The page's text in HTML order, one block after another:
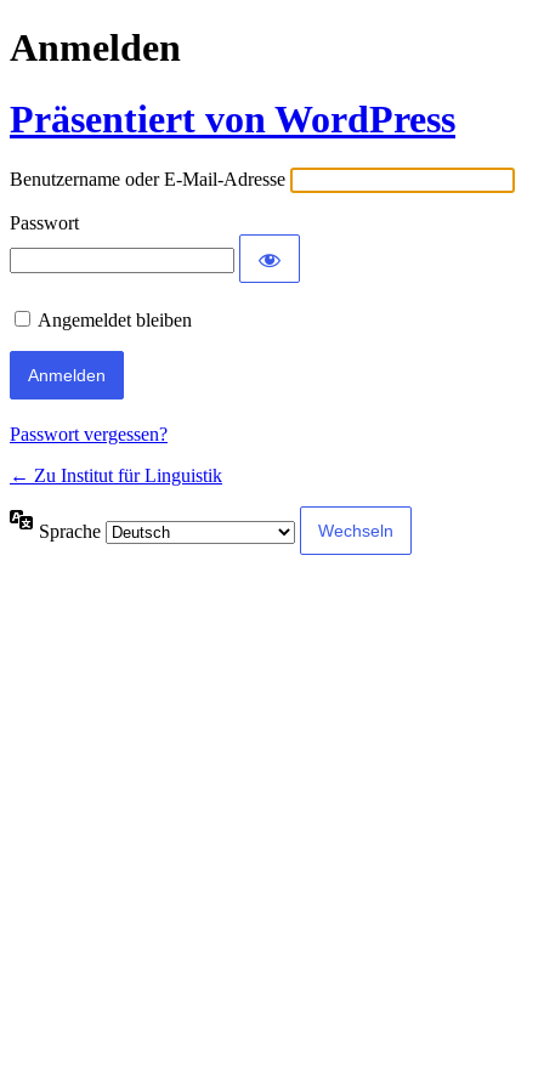
Anmelden
Präsentiert von WordPress
Benutzername oder E-Mail-Adresse
Passwort
Angemeldet bleiben
Passwort vergessen?
← Zu Institut für Linguistik
Sprache